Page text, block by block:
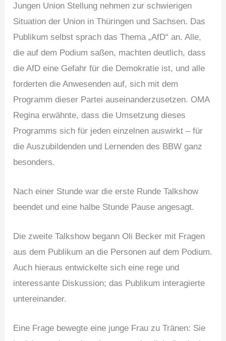
Jungen Union Stellung nehmen zur schwierigen
Situation der Union in Thüringen und Sachsen. Das
Publikum selbst sprach das Thema „AfD“ an. Alle,
die auf dem Podium saßen, machten deutlich, dass
die AfD eine Gefahr für die Demokratie ist, und alle
forderten die Anwesenden auf, sich mit dem
Programm dieser Partei auseinanderzusetzen. OMA
Regina erwähnte, dass die Umsetzung dieses
Programms sich für jeden einzelnen auswirkt – für
die Auszubildenden und Lernenden des BBW ganz
besonders.
Nach einer Stunde war die erste Runde Talkshow
beendet und eine halbe Stunde Pause angesagt.
Die zweite Talkshow begann Oli Becker mit Fragen
aus dem Publikum an die Personen auf dem Podium.
Auch hieraus entwickelte sich eine rege und
interessante Diskussion; das Publikum interagierte
untereinander.
Eine Frage bewegte eine junge Frau zu Tränen: Sie